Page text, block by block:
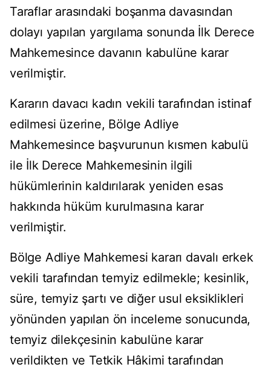
Taraflar arasındaki boşanma davasından
dolayı yapılan yargılama sonunda İlk Derece
Mahkemesince davanın kabulüne karar
verilmiştir.
Kararın davacı kadın vekili tarafından istinaf
edilmesi üzerine, Bölge Adliye
Mahkemesince başvurunun kısmen kabulü
ile İlk Derece Mahkemesinin ilgili
hükümlerinin kaldırılarak yeniden esas
hakkında hüküm kurulmasına karar
verilmiştir.
Bölge Adliye Mahkemesi kararı davalı erkek
vekili tarafından temyiz edilmekle; kesinlik,
süre, temyiz şartı ve diğer usul eksiklikleri
yönünden yapılan ön inceleme sonucunda,
temyiz dilekçesinin kabulüne karar
verildikten ve Tetkik Hâkimi tarafından